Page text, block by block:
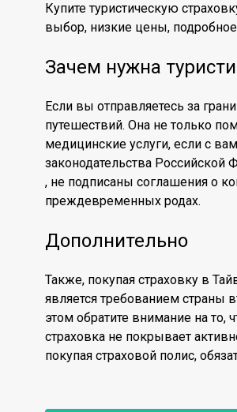
Купите туристическую
выбор, низкие цены, подробное
Зачем нужна
Если вы отправляетесь за
путешествий. Она не только
медицинские услуги, если с
законодательства Российской
, не подписаны соглашения о
преждевременных родах.
Дополнительно
Также, покупая страховку в
является требованием страны
этом обратите внимание на то,
страховка не покрывает
покупая страховой полис,